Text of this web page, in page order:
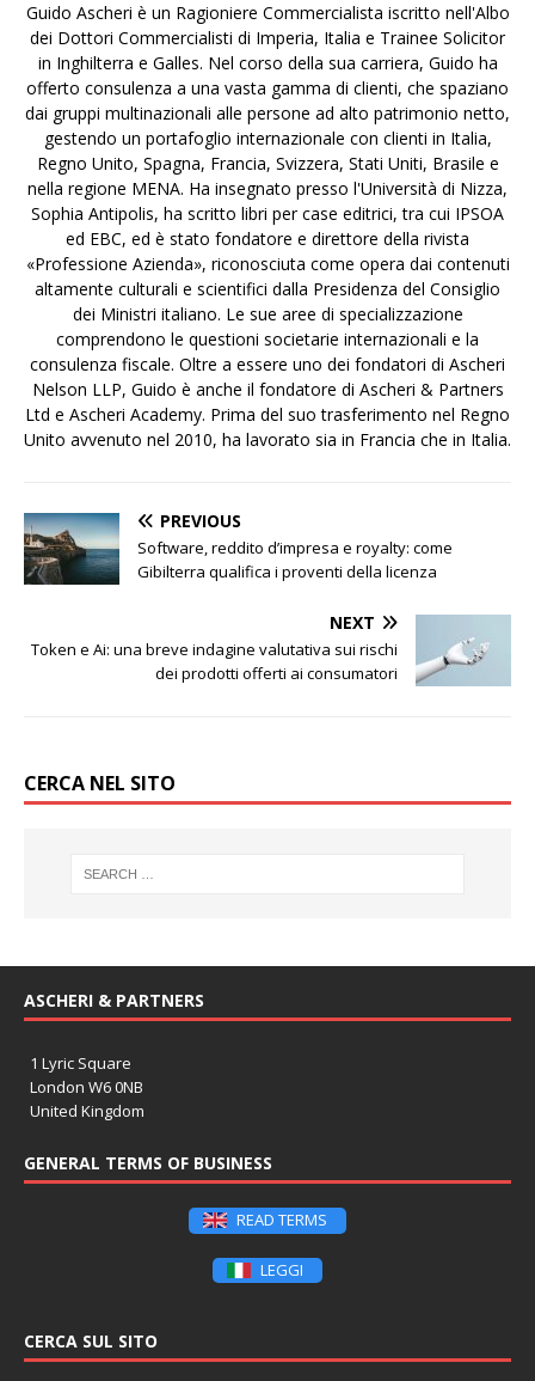
Guido Ascheri è un Ragioniere Commercialista iscritto nell'Albo
dei Dottori Commercialisti di Imperia, Italia e Trainee Solicitor
in Inghilterra e Galles. Nel corso della sua carriera, Guido ha
offerto consulenza a una vasta gamma di clienti, che spaziano
dai gruppi multinazionali alle persone ad alto patrimonio netto,
gestendo un portafoglio internazionale con clienti in Italia,
Regno Unito, Spagna, Francia, Svizzera, Stati Uniti, Brasile e
nella regione MENA. Ha insegnato presso l'Università di Nizza,
Sophia Antipolis, ha scritto libri per case editrici, tra cui IPSOA
ed EBC, ed è stato fondatore e direttore della rivista
«Professione Azienda», riconosciuta come opera dai contenuti
altamente culturali e scientifici dalla Presidenza del Consiglio
dei Ministri italiano. Le sue aree di specializzazione
comprendono le questioni societarie internazionali e la
consulenza fiscale. Oltre a essere uno dei fondatori di Ascheri
Nelson LLP, Guido è anche il fondatore di Ascheri & Partners
Ltd e Ascheri Academy. Prima del suo trasferimento nel Regno
Unito avvenuto nel 2010, ha lavorato sia in Francia che in Italia.
PREVIOUS
Software, reddito d’impresa e royalty: come
Gibilterra qualifica i proventi della licenza
NEXT
Token e Ai: una breve indagine valutativa sui rischi
dei prodotti offerti ai consumatori
CERCA NEL SITO
ASCHERI & PARTNERS
1 Lyric Square
London W6 0NB
United Kingdom
GENERAL TERMS OF BUSINESS
READ TERMS
LEGGI
CERCA SUL SITO